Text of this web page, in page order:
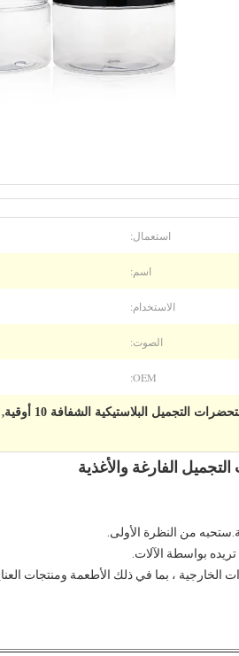
استعمال:
اسم:
الاستخدام:
الصوت:
OEM:
التجميل البلاستيكية الشفافة 10 أوقية ,